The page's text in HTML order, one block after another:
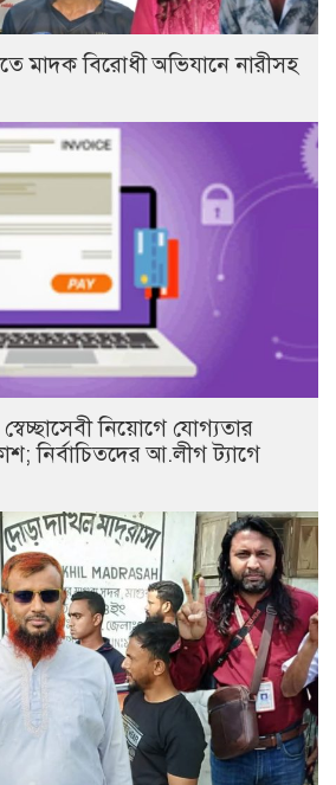
মাদক বিরোধী অভিযানে নারীসহ
নিয়োগে যোগ্যতার
নির্বাচিতদের আ.লীগ ট্যাগে